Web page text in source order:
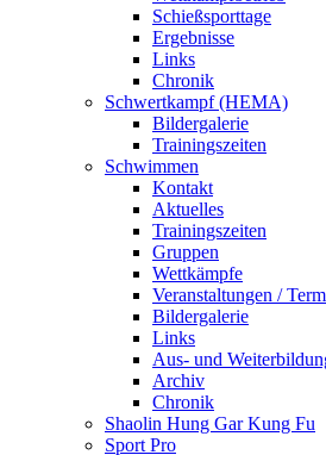
Schießsporttage
Ergebnisse
Links
Chronik
Schwertkampf (HEMA)
Bildergalerie
Trainingszeiten
Schwimmen
Kontakt
Aktuelles
Trainingszeiten
Gruppen
Wettkämpfe
Veranstaltungen /
Bildergalerie
Links
Aus- und
Archiv
Chronik
Shaolin Hung Gar Kung Fu
Sport Pro